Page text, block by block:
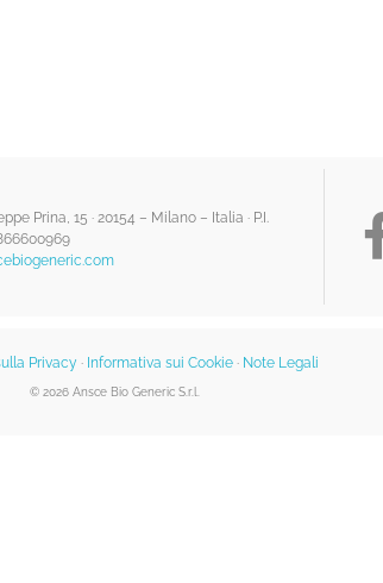
Prina, 15 · 20154 – Milano – Italia · P.I.
Privacy · Informativa sui Cookie· Note Legali
© 2026 Ansce Bio Generic S.r.l.